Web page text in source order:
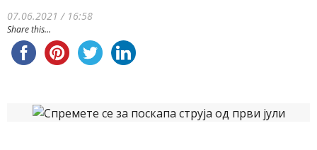
07.06.2021 / 16:58
Share this...